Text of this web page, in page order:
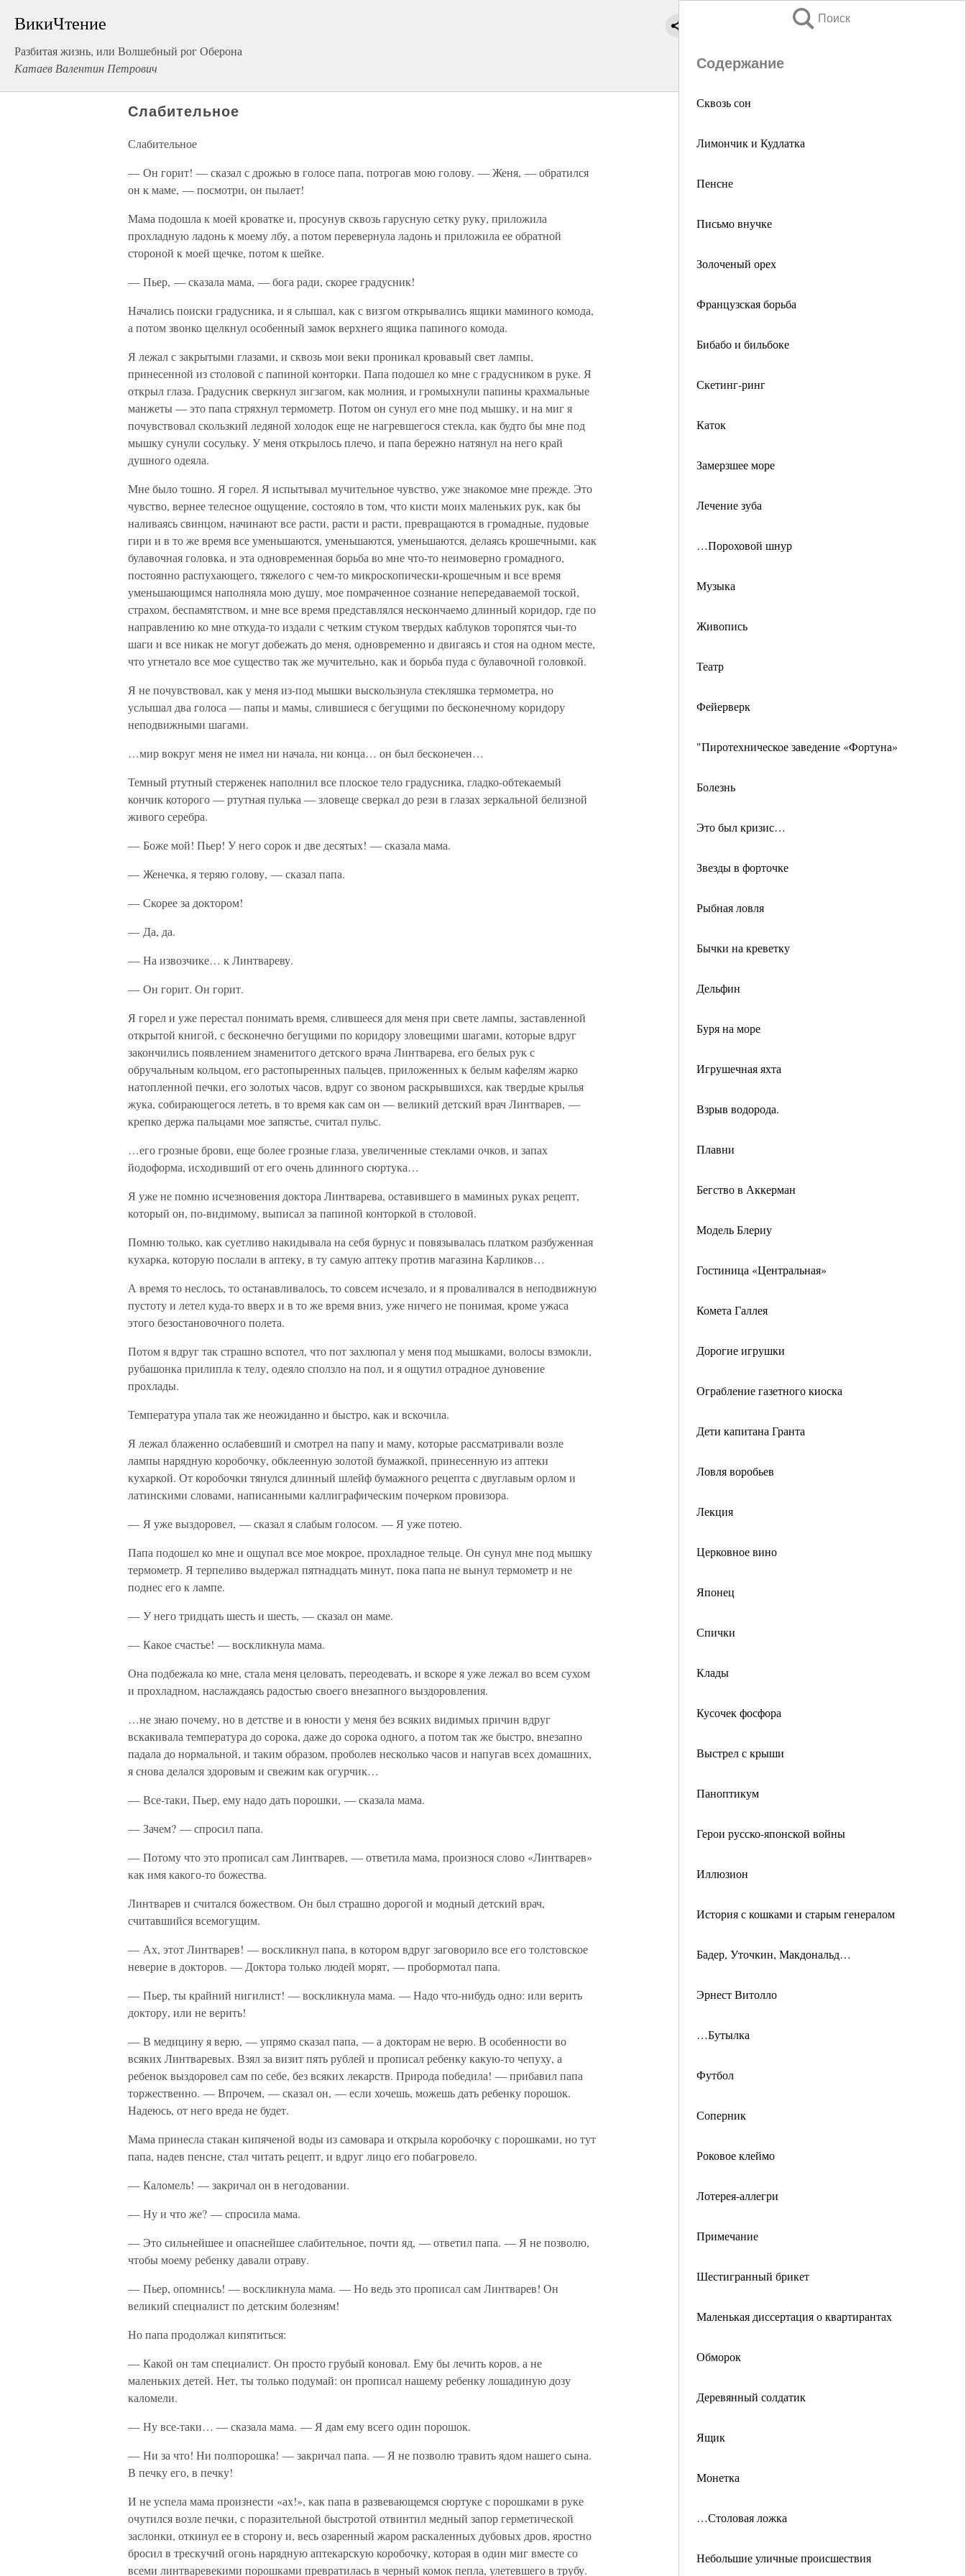
ВикиЧтение
Разбитая жизнь, или Волшебный рог Оберона
Катаев Валентин Петрович
Поиск
Содержание
Сквозь сон
Лимончик и Кудлатка
Пенсне
Письмо внучке
Золоченый орех
Французская борьба
Бибабо и бильбоке
Скетинг-ринг
Каток
Замерзшее море
Лечение зуба
…Пороховой шнур
Музыка
Живопись
Театр
Фейерверк
"Пиротехническое заведение «Фортуна»
Болезнь
Это был кризис…
Звезды в форточке
Рыбная ловля
Бычки на креветку
Дельфин
Буря на море
Игрушечная яхта
Взрыв водорода.
Плавни
Бегство в Аккерман
Модель Блериу
Гостиница «Центральная»
Комета Галлея
Дорогие игрушки
Ограбление газетного киоска
Дети капитана Гранта
Ловля воробьев
Лекция
Церковное вино
Японец
Спички
Клады
Кусочек фосфора
Выстрел с крыши
Паноптикум
Герои русско-японской войны
Иллюзион
История с кошками и старым генералом
Бадер, Уточкин, Макдональд…
Эрнест Витолло
…Бутылка
Футбол
Соперник
Роковое клеймо
Лотерея-аллегри
Примечание
Шестигранный брикет
Маленькая диссертация о квартирантах
Обморок
Деревянный солдатик
Ящик
Монетка
…Столовая ложка
Небольшие уличные происшествия
Слабительное
Слабительное
— Он горит! — сказал с дрожью в голосе папа, потрогав мою голову. — Женя, — обратился
он к маме, — посмотри, он пылает!
Мама подошла к моей кроватке и, просунув сквозь гарусную сетку руку, приложила
прохладную ладонь к моему лбу, а потом перевернула ладонь и приложила ее обратной
стороной к моей щечке, потом к шейке.
— Пьер, — сказала мама, — бога ради, скорее градусник!
Начались поиски градусника, и я слышал, как с визгом открывались ящики маминого комода,
а потом звонко щелкнул особенный замок верхнего ящика папиного комода.
Я лежал с закрытыми глазами, и сквозь мои веки проникал кровавый свет лампы,
принесенной из столовой с папиной конторки. Папа подошел ко мне с градусником в руке. Я
открыл глаза. Градусник сверкнул зигзагом, как молния, и громыхнули папины крахмальные
манжеты — это папа стряхнул термометр. Потом он сунул его мне под мышку, и на миг я
почувствовал скользкий ледяной холодок еще не нагревшегося стекла, как будто бы мне под
мышку сунули сосульку. У меня открылось плечо, и папа бережно натянул на него край
душного одеяла.
Мне было тошно. Я горел. Я испытывал мучительное чувство, уже знакомое мне прежде. Это
чувство, вернее телесное ощущение, состояло в том, что кисти моих маленьких рук, как бы
наливаясь свинцом, начинают все расти, расти и расти, превращаются в громадные, пудовые
гири и в то же время все уменьшаются, уменьшаются, уменьшаются, делаясь крошечными, как
булавочная головка, и эта одновременная борьба во мне что-то неимоверно громадного,
постоянно распухающего, тяжелого с чем-то микроскопически-крошечным и все время
уменьшающимся наполняла мою душу, мое помраченное сознание непередаваемой тоской,
страхом, беспамятством, и мне все время представлялся нескончаемо длинный коридор, где по
направлению ко мне откуда-то издали с четким стуком твердых каблуков торопятся чьи-то
шаги и все никак не могут добежать до меня, одновременно и двигаясь и стоя на одном месте,
что угнетало все мое существо так же мучительно, как и борьба пуда с булавочной головкой.
Я не почувствовал, как у меня из-под мышки выскользнула стекляшка термометра, но
услышал два голоса — папы и мамы, слившиеся с бегущими по бесконечному коридору
неподвижными шагами.
…мир вокруг меня не имел ни начала, ни конца… он был бесконечен…
Темный ртутный стерженек наполнил все плоское тело градусника, гладко-обтекаемый
кончик которого — ртутная пулька — зловеще сверкал до рези в глазах зеркальной белизной
живого серебра.
— Боже мой! Пьер! У него сорок и две десятых! — сказала мама.
— Женечка, я теряю голову, — сказал папа.
— Скорее за доктором!
— Да, да.
— На извозчике… к Линтвареву.
— Он горит. Он горит.
Я горел и уже перестал понимать время, слившееся для меня при свете лампы, заставленной
открытой книгой, с бесконечно бегущими по коридору зловещими шагами, которые вдруг
закончились появлением знаменитого детского врача Линтварева, его белых рук с
обручальным кольцом, его растопыренных пальцев, приложенных к белым кафелям жарко
натопленной печки, его золотых часов, вдруг со звоном раскрывшихся, как твердые крылья
жука, собирающегося лететь, в то время как сам он — великий детский врач Линтварев, —
крепко держа пальцами мое запястье, считал пульс.
…его грозные брови, еще более грозные глаза, увеличенные стеклами очков, и запах
йодоформа, исходивший от его очень длинного сюртука…
Я уже не помню исчезновения доктора Линтварева, оставившего в маминых руках рецепт,
который он, по-видимому, выписал за папиной конторкой в столовой.
Помню только, как суетливо накидывала на себя бурнус и повязывалась платком разбуженная
кухарка, которую послали в аптеку, в ту самую аптеку против магазина Карликов…
А время то неслось, то останавливалось, то совсем исчезало, и я проваливался в неподвижную
пустоту и летел куда-то вверх и в то же время вниз, уже ничего не понимая, кроме ужаса
этого безостановочного полета.
Потом я вдруг так страшно вспотел, что пот захлюпал у меня под мышками, волосы взмокли,
рубашонка прилипла к телу, одеяло сползло на пол, и я ощутил отрадное дуновение
прохлады.
Температура упала так же неожиданно и быстро, как и вскочила.
Я лежал блаженно ослабевший и смотрел на папу и маму, которые рассматривали возле
лампы нарядную коробочку, обклеенную золотой бумажкой, принесенную из аптеки
кухаркой. От коробочки тянулся длинный шлейф бумажного рецепта с двуглавым орлом и
латинскими словами, написанными каллиграфическим почерком провизора.
— Я уже выздоровел, — сказал я слабым голосом. — Я уже потею.
Папа подошел ко мне и ощупал все мое мокрое, прохладное тельце. Он сунул мне под мышку
термометр. Я терпеливо выдержал пятнадцать минут, пока папа не вынул термометр и не
поднес его к лампе.
— У него тридцать шесть и шесть, — сказал он маме.
— Какое счастье! — воскликнула мама.
Она подбежала ко мне, стала меня целовать, переодевать, и вскоре я уже лежал во всем сухом
и прохладном, наслаждаясь радостью своего внезапного выздоровления.
…не знаю почему, но в детстве и в юности у меня без всяких видимых причин вдруг
вскакивала температура до сорока, даже до сорока одного, а потом так же быстро, внезапно
падала до нормальной, и таким образом, проболев несколько часов и напугав всех домашних,
я снова делался здоровым и свежим как огурчик…
— Все-таки, Пьер, ему надо дать порошки, — сказала мама.
— Зачем? — спросил папа.
— Потому что это прописал сам Линтварев, — ответила мама, произнося слово «Линтварев»
как имя какого-то божества.
Линтварев и считался божеством. Он был страшно дорогой и модный детский врач,
считавшийся всемогущим.
— Ах, этот Линтварев! — воскликнул папа, в котором вдруг заговорило все его толстовское
неверие в докторов. — Доктора только людей морят, — пробормотал папа.
— Пьер, ты крайний нигилист! — воскликнула мама. — Надо что-нибудь одно: или верить
доктору, или не верить!
— В медицину я верю, — упрямо сказал папа, — а докторам не верю. В особенности во
всяких Линтваревых. Взял за визит пять рублей и прописал ребенку какую-то чепуху, а
ребенок выздоровел сам по себе, без всяких лекарств. Природа победила! — прибавил папа
торжественно. — Впрочем, — сказал он, — если хочешь, можешь дать ребенку порошок.
Надеюсь, от него вреда не будет.
Мама принесла стакан кипяченой воды из самовара и открыла коробочку с порошками, но тут
папа, надев пенсне, стал читать рецепт, и вдруг лицо его побагровело.
— Каломель! — закричал он в негодовании.
— Ну и что же? — спросила мама.
— Это сильнейшее и опаснейшее слабительное, почти яд, — ответил папа. — Я не позволю,
чтобы моему ребенку давали отраву.
— Пьер, опомнись! — воскликнула мама. — Но ведь это прописал сам Линтварев! Он
великий специалист по детским болезням!
Но папа продолжал кипятиться:
— Какой он там специалист. Он просто грубый коновал. Ему бы лечить коров, а не
маленьких детей. Нет, ты только подумай: он прописал нашему ребенку лошадиную дозу
каломели.
— Ну все-таки… — сказала мама. — Я дам ему всего один порошок.
— Ни за что! Ни полпорошка! — закричал папа. — Я не позволю травить ядом нашего сына.
В печку его, в печку!
И не успела мама произнести «ах!», как папа в развевающемся сюртуке с порошками в руке
очутился возле печки, с поразительной быстротой отвинтил медный запор герметической
заслонки, откинул ее в сторону и, весь озаренный жаром раскаленных дубовых дров, яростно
бросил в трескучий огонь нарядную аптекарскую коробочку, которая в один миг вместе со
всеми линтваревекими порошками превратилась в черный комок пепла, улетевшего в трубу.